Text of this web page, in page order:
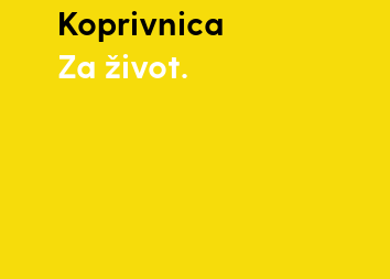
Koprivnica
Za život.